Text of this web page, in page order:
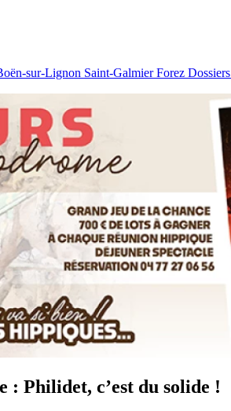
sur-Lignon Saint-GalmierForez Dossiers
: Philidet, c’est du solide !